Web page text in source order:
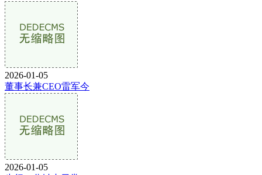
2026-01-05
董事长兼CEO雷军今
2026-01-05